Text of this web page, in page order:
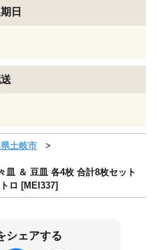
日
土岐市
皿 ＆ 豆皿 各4枚 合計8枚セット
ロ [MEI337]
シェアする